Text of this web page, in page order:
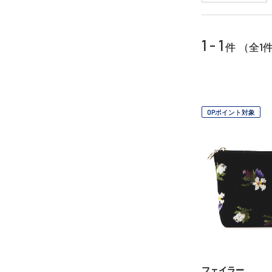
1 - 1 件 （全1
OPポイント対象
フェイラー